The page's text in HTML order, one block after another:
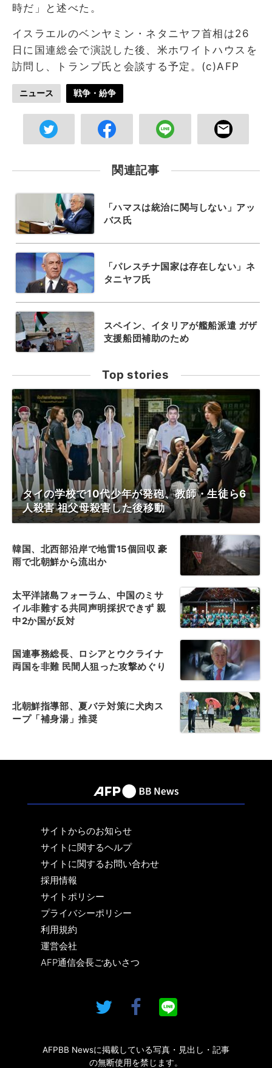
時だ」と述べた。
イスラエルのベンヤミン・ネタニヤフ首相は26
日に国連総会で演説した後、米ホワイトハウスを
訪問し、トランプ氏と会談する予定。(c)AFP
ニュース 戦争・紛争
関連記事
「ハマスは統治に関与しない」アッ
バス氏
「パレスチナ国家は存在しない」ネ
タニヤフ氏
スペイン、イタリアが艦船派遣 ガザ
支援船団補助のため
Top stories
タイの学校で10代少年が発砲、教師・生徒ら6
人殺害 祖父母殺害した後移動
韓国、北西部沿岸で地雷15個回収 豪
雨で北朝鮮から流出か
太平洋諸島フォーラム、中国のミサ
イル非難する共同声明採択できず 親
中2か国が反対
国連事務総長、ロシアとウクライナ
両国を非難 民間人狙った攻撃めぐり
北朝鮮指導部、夏バテ対策に犬肉ス
ープ「補身湯」推奨
サイトからのお知らせ
サイトに関するヘルプ
サイトに関するお問い合わせ
採用情報
サイトポリシー
プライバシーポリシー
利用規約
運営会社
AFP通信会長ごあいさつ
AFPBB Newsに掲載している写真・見出し・記事
の無断使用を禁じます。